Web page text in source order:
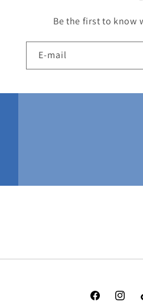
Be the first to know
E-mail
Facebook